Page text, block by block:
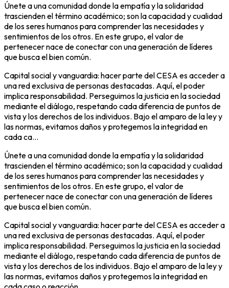
Únete a una comunidad donde la empatía y la solidaridad
trascienden el término académico; son la capacidad y cualidad
de los seres humanos para comprender las necesidades y
sentimientos de los otros. En este grupo, el valor de
pertenecer nace de conectar con una generación de líderes
que busca el bien común.
Capital social y vanguardia: hacer parte del CESA es acceder a
una red exclusiva de personas destacadas. Aquí, el poder
implica responsabilidad. Perseguimos la justicia en la sociedad
mediante el diálogo, respetando cada diferencia de puntos de
vista y los derechos de los individuos. Bajo el amparo de la ley y
las normas, evitamos daños y protegemos la integridad en
cada ca...
Únete a una comunidad donde la empatía y la solidaridad
trascienden el término académico; son la capacidad y cualidad
de los seres humanos para comprender las necesidades y
sentimientos de los otros. En este grupo, el valor de
pertenecer nace de conectar con una generación de líderes
que busca el bien común.
Capital social y vanguardia: hacer parte del CESA es acceder a
una red exclusiva de personas destacadas. Aquí, el poder
implica responsabilidad. Perseguimos la justicia en la sociedad
mediante el diálogo, respetando cada diferencia de puntos de
vista y los derechos de los individuos. Bajo el amparo de la ley y
las normas, evitamos daños y protegemos la integridad en